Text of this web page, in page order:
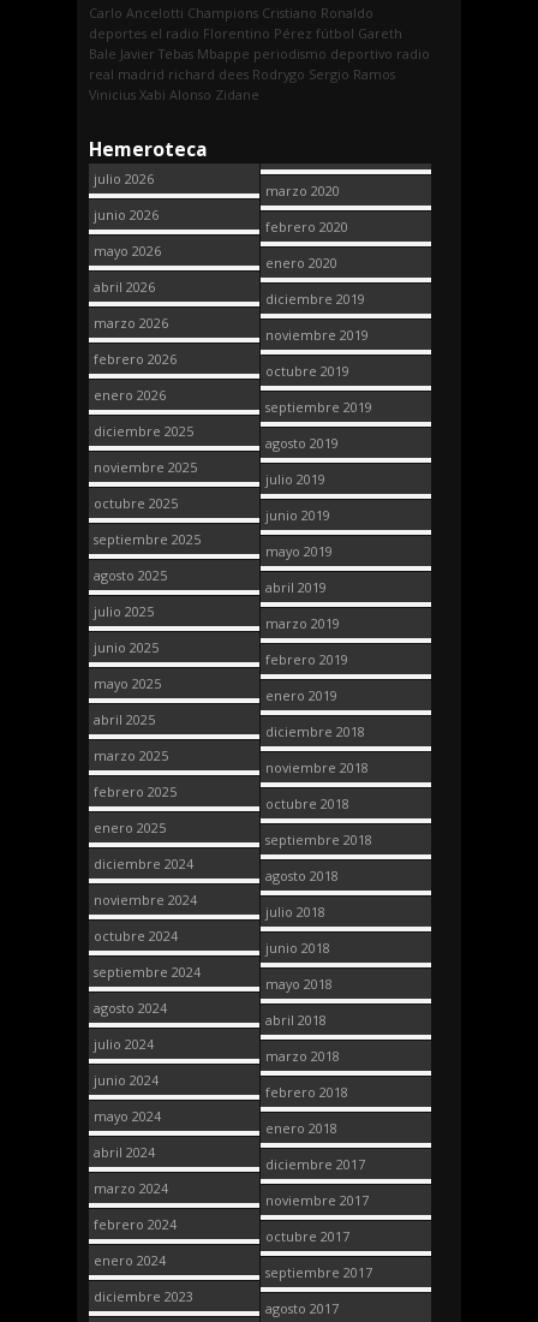
Carlo Ancelotti Champions Cristiano Ronaldo
deportes el radio Florentino Pérez fútbol Gareth
Bale Javier Tebas Mbappe periodismo deportivo radio
real madrid richard dees Rodrygo Sergio Ramos
Vinicius Xabi Alonso Zidane
Hemeroteca
julio 2026
junio 2026
mayo 2026
abril 2026
marzo 2026
febrero 2026
enero 2026
diciembre 2025
noviembre 2025
octubre 2025
septiembre 2025
agosto 2025
julio 2025
junio 2025
mayo 2025
abril 2025
marzo 2025
febrero 2025
enero 2025
diciembre 2024
noviembre 2024
octubre 2024
septiembre 2024
agosto 2024
julio 2024
junio 2024
mayo 2024
abril 2024
marzo 2024
febrero 2024
enero 2024
diciembre 2023
marzo 2020
febrero 2020
enero 2020
diciembre 2019
noviembre 2019
octubre 2019
septiembre 2019
agosto 2019
julio 2019
junio 2019
mayo 2019
abril 2019
marzo 2019
febrero 2019
enero 2019
diciembre 2018
noviembre 2018
octubre 2018
septiembre 2018
agosto 2018
julio 2018
junio 2018
mayo 2018
abril 2018
marzo 2018
febrero 2018
enero 2018
diciembre 2017
noviembre 2017
octubre 2017
septiembre 2017
agosto 2017